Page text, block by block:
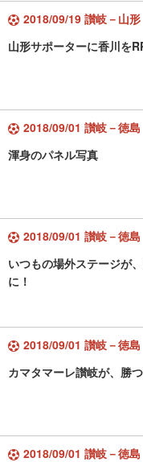
2018/09/19 讃岐－山形
山形サポーターに香川を
2018/09/01 讃岐－徳島
渾身のパネル写真
2018/09/01 讃岐－徳島
いつもの場外ステージが
に！
2018/09/01 讃岐－徳島
カマタマーレ讃岐が、勝
2018/09/01 讃岐－徳島